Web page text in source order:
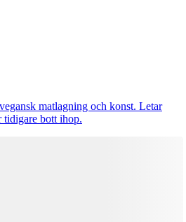
matlagning och konst. Letar
tidigare bott ihop.